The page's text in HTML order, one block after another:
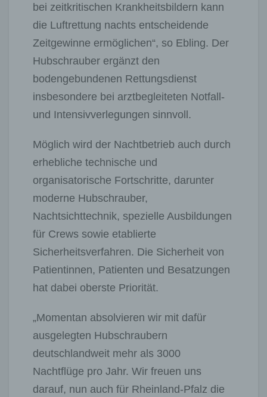
bei zeitkritischen Krankheitsbildern kann
die Luftrettung nachts entscheidende
Zeitgewinne ermöglichen“, so Ebling. Der
Hubschrauber ergänzt den
bodengebundenen Rettungsdienst
insbesondere bei arztbegleiteten Notfall-
und Intensivverlegungen sinnvoll.
Möglich wird der Nachtbetrieb auch durch
erhebliche technische und
organisatorische Fortschritte, darunter
moderne Hubschrauber,
Nachtsichttechnik, spezielle Ausbildungen
für Crews sowie etablierte
Sicherheitsverfahren. Die Sicherheit von
Patientinnen, Patienten und Besatzungen
hat dabei oberste Priorität.
„Momentan absolvieren wir mit dafür
ausgelegten Hubschraubern
deutschlandweit mehr als 3000
Nachtflüge pro Jahr. Wir freuen uns
darauf, nun auch für Rheinland-Pfalz die